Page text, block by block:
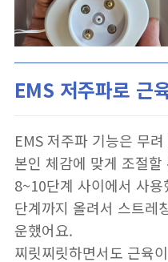
EMS 저주파로 근
EMS 저주파 기능은 무
본인 체감에 맞게 조절
8~10단계 사이에서 사
단계까지 올려서 스트레
운했어요.
찌릿찌릿하면서도 근육